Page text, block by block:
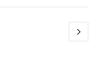
为3191亿美元，同比增长下